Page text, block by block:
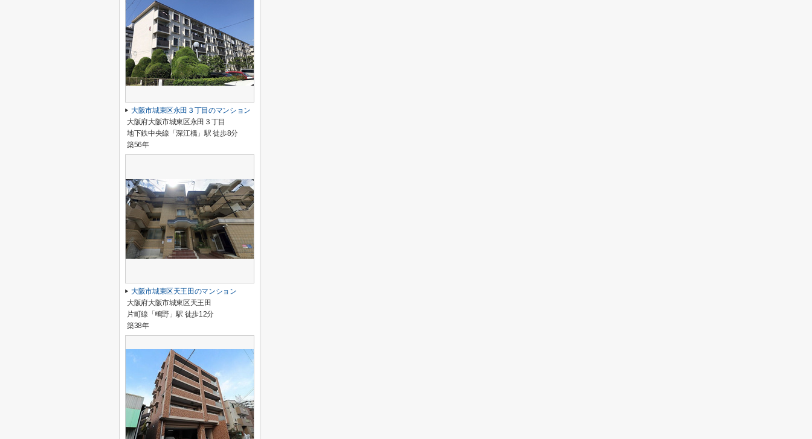
大阪市城東区永田３丁目のマンション
大阪府大阪市城東区永田３丁目
地下鉄中央線「深江橋」駅 徒歩8分
築56年
大阪市城東区天王田のマンション
大阪府大阪市城東区天王田
片町線「鴫野」駅 徒歩12分
築38年